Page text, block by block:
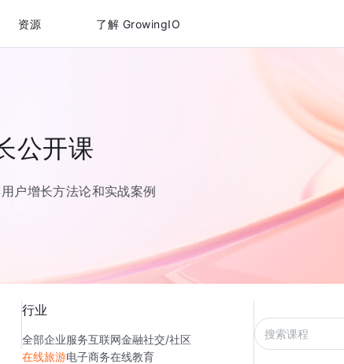
资源 了解 GrowingIO
公开课
户增长方法论和实战案例
行业
全部企业服务互联网金融社交/社区
在线旅游电子商务在线教育